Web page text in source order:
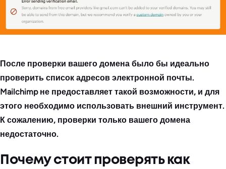
После проверки вашего домена было бы идеально
проверить список адресов электронной почты.
Mailchimp не предоставляет такой возможности, и для
этого необходимо использовать внешний инструмент.
К сожалению, проверки только вашего домена
недостаточно.
Почему стоит проверять как